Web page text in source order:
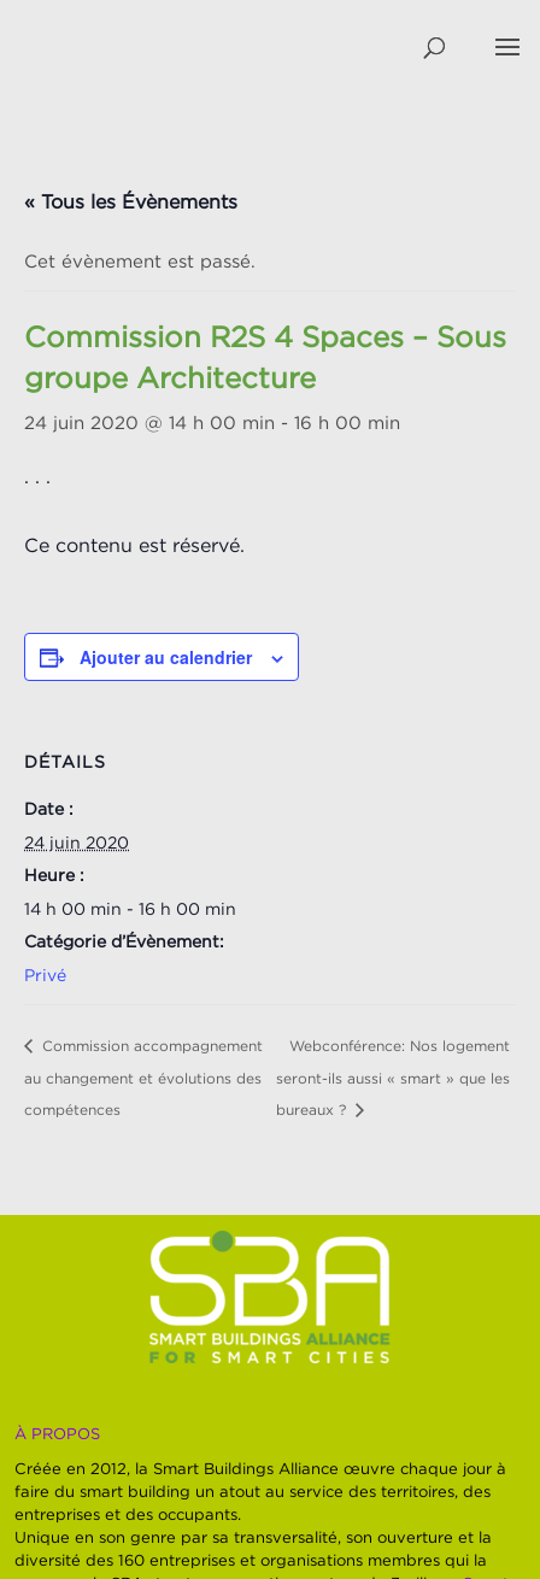
« Tous les Évènements
Cet évènement est passé.
Commission R2S 4 Spaces – Sous
groupe Architecture
24 juin 2020 @ 14 h 00 min - 16 h 00 min
. . .
Ce contenu est réservé.
Ajouter au calendrier
DÉTAILS
Date :
24 juin 2020
Heure :
14 h 00 min - 16 h 00 min
Catégorie d’Évènement:
Privé
Commission accompagnement
au changement et évolutions des
compétences
Webconférence: Nos logement
seront-ils aussi « smart » que les
bureaux ?
À PROPOS
Créée en 2012, la Smart Buildings Alliance œuvre chaque jour à
faire du smart building un atout au service des territoires, des
entreprises et des occupants.
Unique en son genre par sa transversalité, son ouverture et la
diversité des 160 entreprises et organisations membres qui la